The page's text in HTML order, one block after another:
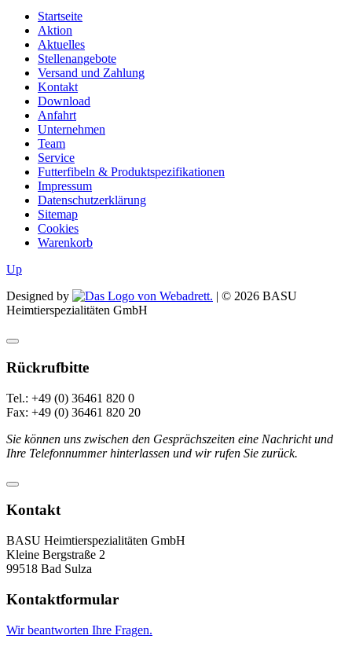
Startseite
Aktion
Aktuelles
Stellenangebote
Versand und Zahlung
Kontakt
Download
Anfahrt
Unternehmen
Team
Service
Futterfibeln & Produktspezifikationen
Impressum
Datenschutzerklärung
Sitemap
Cookies
Warenkorb
Up
Designed by
| © 2026 BASU
Heimtierspezialitäten GmbH
Rückrufbitte
Tel.: +49 (0) 36461 820 0
Fax: +49 (0) 36461 820 20
Sie können uns zwischen den Gesprächszeiten eine Nachricht und
Ihre Telefonnummer hinterlassen und wir rufen Sie zurück.
Kontakt
BASU Heimtierspezialitäten GmbH
Kleine Bergstraße 2
99518 Bad Sulza
Kontaktformular
Wir beantworten Ihre Fragen.